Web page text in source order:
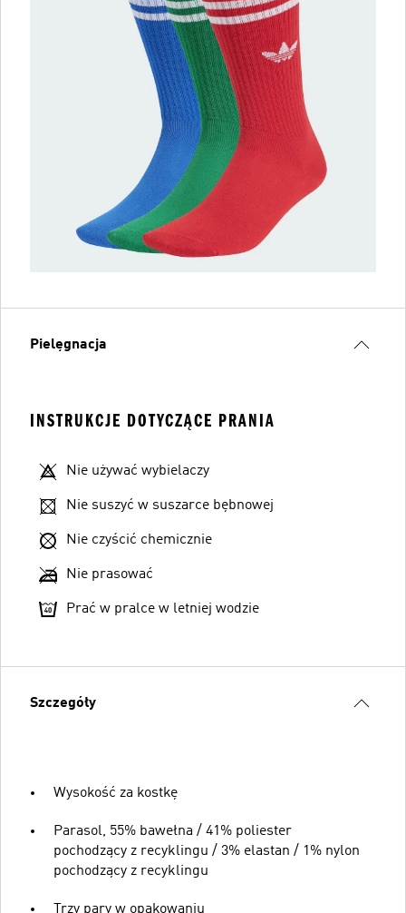
Pielęgnacja
INSTRUKCJE DOTYCZĄCE PRANIA
Nie używać wybielaczy
Nie suszyć w suszarce bębnowej
Nie czyścić chemicznie
Nie prasować
Prać w pralce w letniej wodzie
Szczegóły
Wysokość za kostkę
Parasol, 55% bawełna / 41% poliester
pochodzący z recyklingu / 3% elastan / 1% nylon
pochodzący z recyklingu
Trzy pary w opakowaniu